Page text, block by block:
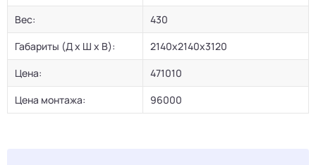
Вес:
430
Габариты (Д х Ш х В):
2140х2140х3120
Цена:
471010
Цена монтажа:
96000